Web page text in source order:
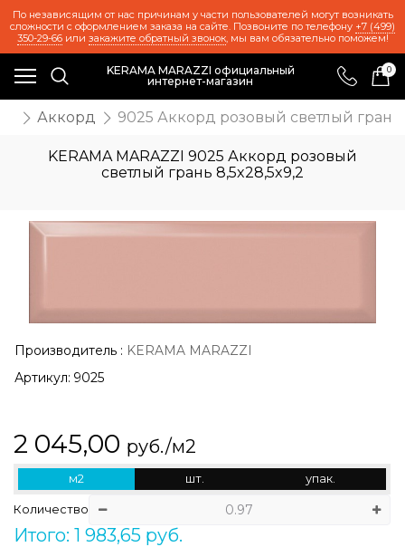
По независящим от нас причинам у части пользователей могут возникать
сложности с оформлением заказа на сайте. Позвоните по телефону +7 (499)
350-29-66или закажите обратный звонок, мы вам обязательно поможем!
KERAMA MARAZZI официальный
интернет-магазин
0
Аккорд 9025 Аккорд розовый светлый грань
KERAMA MARAZZI 9025 Аккорд розовый
светлый грань 8,5x28,5x9,2
Производитель : KERAMA MARAZZI
Артикул: 9025
2 045,00 руб./м2
м2 шт. упак.
Количество
Итого: 1 983,65 руб.